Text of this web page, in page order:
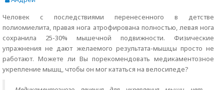
Человек с последствиями перенесенного в детстве
полиомиелита, правая нога атрофирована полностью, левая нога
сохранила 25-30% мышечной подвижности. Физические
упражнения не дают желаемого результата-мышцы просто не
работают. Можете ли Вы порекомендовать медикаментозное
укрепление мышц, чтобы он мог кататься на велосипеде?